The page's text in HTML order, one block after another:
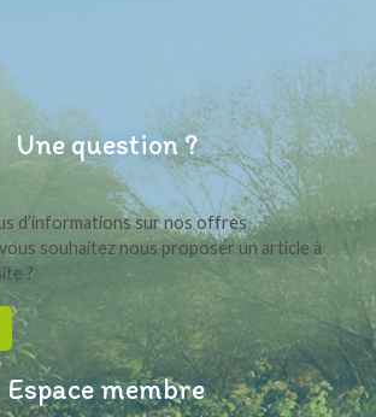
Une question ?
d’informations sur nos offres
souhaitez nous proposer un article à
?
Espace membre